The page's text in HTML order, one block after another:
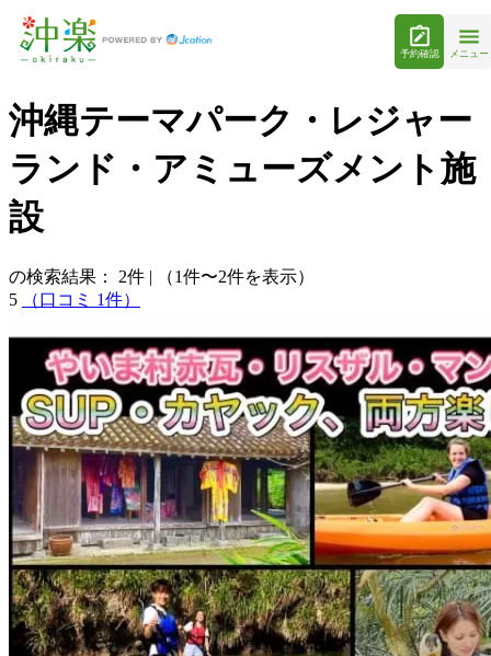
予約確認 メニュー
沖縄テーマパーク・レジャー
ランド・アミューズメント施
設
の検索結果： 2件 |
（1件〜2件を表示）
5
（口コミ 1件）